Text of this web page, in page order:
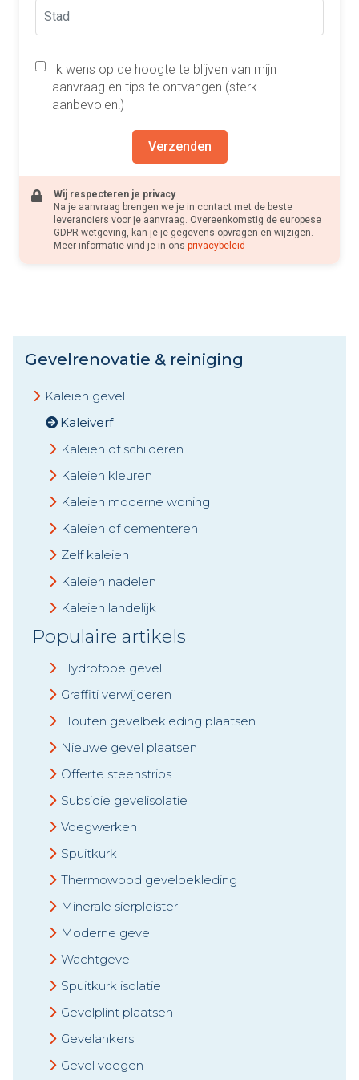
Ik wens op de hoogte te blijven van mijn
aanvraag en tips te ontvangen (sterk
aanbevolen!)
Verzenden
Wij respecteren je privacy
Na je aanvraag brengen we je in contact met de beste
leveranciers voor je aanvraag. Overeenkomstig de europese
GDPR wetgeving, kan je je gegevens opvragen en wijzigen.
Meer informatie vind je in ons privacybeleid
Gevelrenovatie & reiniging
Kaleien gevel
Kaleiverf
Kaleien of schilderen
Kaleien kleuren
Kaleien moderne woning
Kaleien of cementeren
Zelf kaleien
Kaleien nadelen
Kaleien landelijk
Populaire artikels
Hydrofobe gevel
Graffiti verwijderen
Houten gevelbekleding plaatsen
Nieuwe gevel plaatsen
Offerte steenstrips
Subsidie gevelisolatie
Voegwerken
Spuitkurk
Thermowood gevelbekleding
Minerale sierpleister
Moderne gevel
Wachtgevel
Spuitkurk isolatie
Gevelplint plaatsen
Gevelankers
Gevel voegen